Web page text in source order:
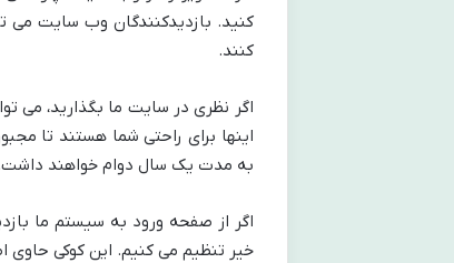
کنید. بازدیدکنندگان وب سایت می
کنند.
اگر نظری در سایت ما بگذارید، می
اینها برای راحتی شما هستند تا
به مدت یک سال دوام خواهند
اگر از صفحه ورود به سیستم ما
خیر تنظیم می کنیم. این کوکی حاوی